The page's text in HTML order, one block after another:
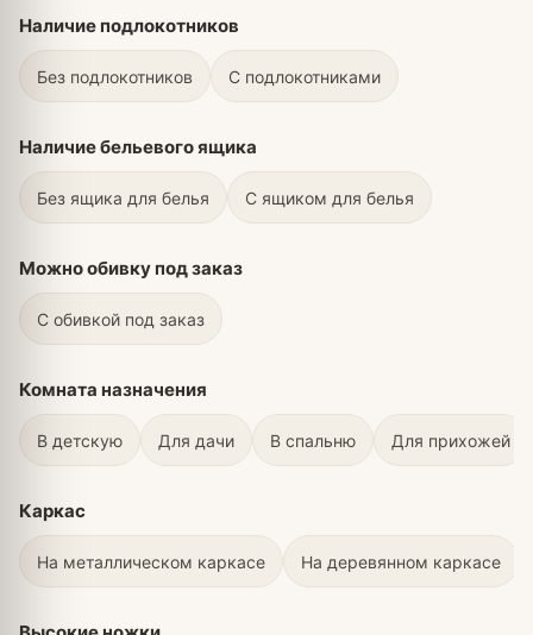
Наличие подлокотников
Без подлокотников С подлокотниками
Наличие бельевого ящика
Без ящика для белья С ящиком для белья
Можно обивку под заказ
С обивкой под заказ
Комната назначения
В детскую Для дачи В спальню Для прихожей
Каркас
На металлическом каркасе На деревянном каркасе